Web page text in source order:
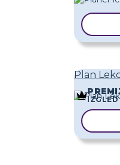
Plan
IZGLED